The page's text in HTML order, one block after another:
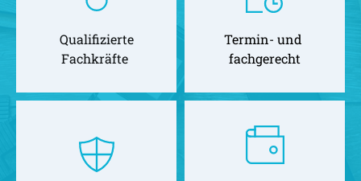
Qualifizierte
Fachkräfte
Termin- und
fachgerecht